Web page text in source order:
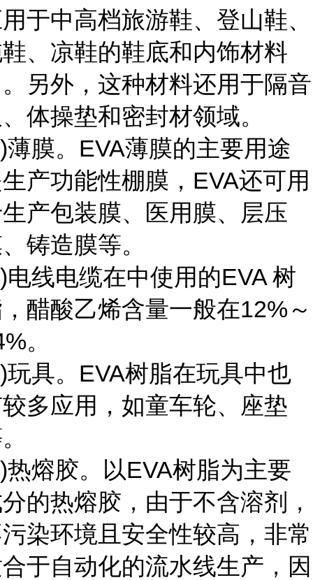
于中高档旅游鞋、登山鞋、
、凉鞋的鞋底和内饰材料
另外，这种材料还用于隔音
体操垫和密封材领域。
薄膜。EVA薄膜的主要用途
产功能性棚膜，EVA还可用
产包装膜、医用膜、层压
铸造膜等。
电线电缆在中使用的EVA 树
醋酸乙烯含量一般在12%～
。
玩具。EVA树脂在玩具中也
多应用，如童车轮、座垫
热熔胶。以EVA树脂为主要
的热熔胶，由于不含溶剂，
染环境且安全性较高，非常
于自动化的流水线生产，因